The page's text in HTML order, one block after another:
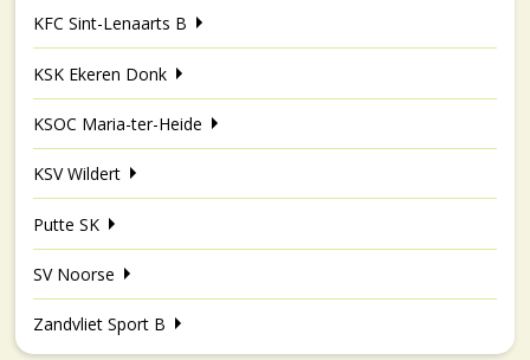
KFC Sint-Lenaarts B
KSK Ekeren Donk
KSOC Maria-ter-Heide
KSV Wildert
Putte SK
SV Noorse
Zandvliet Sport B